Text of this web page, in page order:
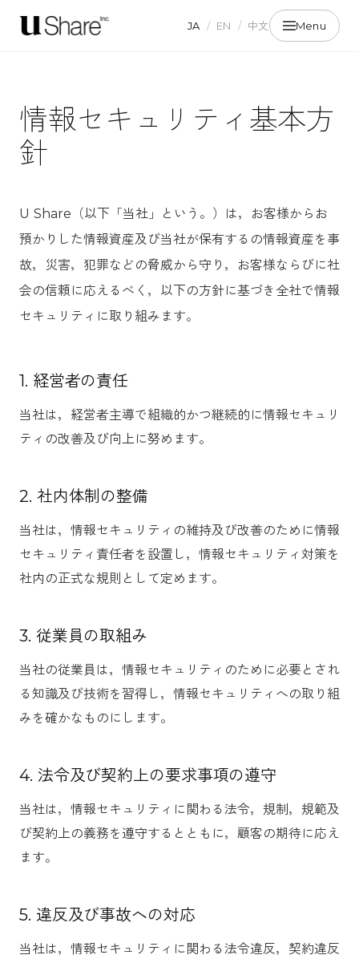
JA / EN / 中文 Menu
情報セキュリティ基本方
針
U Share（以下「当社」という。）は，お客様からお
預かりした情報資産及び当社が保有するの情報資産を事
故，災害，犯罪などの脅威から守り，お客様ならびに社
会の信頼に応えるべく，以下の方針に基づき全社で情報
セキュリティに取り組みます。
1. 経営者の責任
当社は，経営者主導で組織的かつ継続的に情報セキュリ
ティの改善及び向上に努めます。
2. 社内体制の整備
当社は，情報セキュリティの維持及び改善のために情報
セキュリティ責任者を設置し，情報セキュリティ対策を
社内の正式な規則として定めます。
3. 従業員の取組み
当社の従業員は，情報セキュリティのために必要とされ
る知識及び技術を習得し，情報セキュリティへの取り組
みを確かなものにします。
4. 法令及び契約上の要求事項の遵守
当社は，情報セキュリティに関わる法令，規制，規範及
び契約上の義務を遵守するとともに，顧客の期待に応え
ます。
5. 違反及び事故への対応
当社は，情報セキュリティに関わる法令違反，契約違反